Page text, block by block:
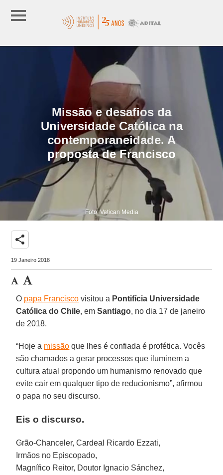
Missão e desafios da
Universidade Católica na
contemporaneidade. A
proposta de Francisco
Foto: Vatican Media
share
19 Janeiro 2018
O papa Francisco visitou a Pontifícia Universidade
Católica do Chile, emSantiago, no dia 17 de janeiro
de 2018.
“Hoje a missão que lhes é confiada é profética. Vocês
são chamados a gerar processos que iluminem a
cultura atual propondo um humanismo renovado que
evite cair em qualquer tipo de reducionismo”, afirmou
o papa no seu discurso.
Eis o discurso.
Grão-Chanceler, Cardeal Ricardo Ezzati,
Irmãos no Episcopado,
Magnífico Reitor, Doutor Ignacio Sánchez,